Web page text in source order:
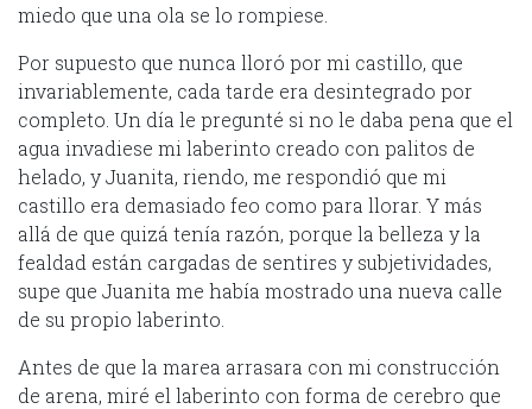
miedo que una ola se lo rompiese.
Por supuesto que nunca lloró por mi castillo, que
invariablemente, cada tarde era desintegrado por
completo. Un día le pregunté si no le daba pena que el
agua invadiese mi laberinto creado con palitos de
helado, y Juanita, riendo, me respondió que mi
castillo era demasiado feo como para llorar. Y más
allá de que quizá tenía razón, porque la belleza y la
fealdad están cargadas de sentires y subjetividades,
supe que Juanita me había mostrado una nueva calle
de su propio laberinto.
Antes de que la marea arrasara con mi construcción
de arena, miré el laberinto con forma de cerebro que